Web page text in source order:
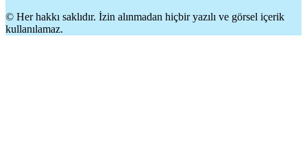
© Her hakkı saklıdır. İzin alınmadan hiçbir yazılı ve görsel içerik
kullanılamaz.